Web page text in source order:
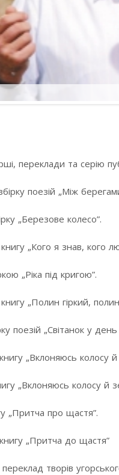
переклади та серію
поезій „Між
„Березове колесо”.
„Кого я знав, кого
„Ріка під кригою”.
„Полин гіркий,
поезій „Світанок у
„Вклоняюсь колосу й
„Вклоняюсь колосу й
„Притча про щастя”.
„Притча до щастя”
творів